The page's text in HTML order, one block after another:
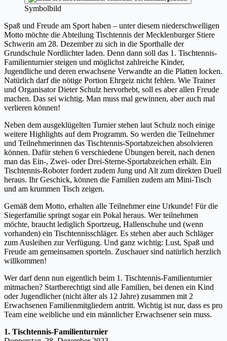
Symbolbild
Spaß und Freude am Sport haben – unter diesem niederschwelligen
Motto möchte die Abteilung Tischtennis der Mecklenburger Stiere
Schwerin am 28. Dezember zu sich in die Sporthalle der
Grundschule Nordlichter laden. Denn dann soll das 1. Tischtennis-
Familienturnier steigen und möglichst zahlreiche Kinder,
Jugendliche und deren erwachsene Verwandte an die Platten locken.
Natürlich darf die nötige Portion Ehrgeiz nicht fehlen. Wie Trainer
und Organisator Dieter Schulz hervorhebt, soll es aber allen Freude
machen. Das sei wichtig. Man muss mal gewinnen, aber auch mal
verlieren können!
Neben dem ausgeklügelten Turnier stehen laut Schulz noch einige
weitere Highlights auf dem Programm. So werden die Teilnehmer
und Teilnehmerinnen das Tischtennis-Sportabzeichen absolvieren
können. Dafür stehen 6 verschiedene Übungen bereit, nach denen
man das Ein-, Zwei- oder Drei-Sterne-Sportabzeichen erhält. Ein
Tischtennis-Roboter fordert zudem Jung und Alt zum direkten Duell
heraus. Ihr Geschick, können die Familien zudem am Mini-Tisch
und am krummen Tisch zeigen.
Gemäß dem Motto, erhalten alle Teilnehmer eine Urkunde! Für die
Siegerfamilie springt sogar ein Pokal heraus. Wer teilnehmen
möchte, braucht lediglich Sportzeug, Hallenschuhe und (wenn
vorhanden) ein Tischtennisschläger. Es stehen aber auch Schläger
zum Ausleihen zur Verfügung. Und ganz wichtig: Lust, Spaß und
Freude am gemeinsamen sporteln. Zuschauer sind natürlich herzlich
willkommen!
Wer darf denn nun eigentlich beim 1. Tischtennis-Familienturnier
mitmachen? Startberechtigt sind alle Familien, bei denen ein Kind
oder Jugendlicher (nicht älter als 12 Jahre) zusammen mit 2
Erwachsenen Familienmitgliedern antritt. Wichtig ist nur, dass es pro
Team eine weibliche und ein männlicher Erwachsener sein muss.
1. Tischtennis-Familienturnier